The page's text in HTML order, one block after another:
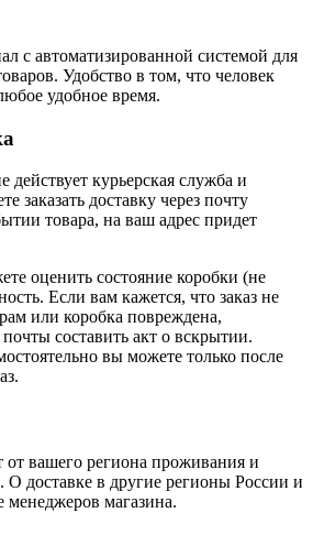
с автоматизированной системой для
Удобство в том, что человек
удобное время.
действует курьерская служба и
заказать доставку через почту
товара, на ваш адрес придет
оценить состояние коробки (не
Если вам кажется, что заказ не
или коробка повреждена,
составить акт о вскрытии.
вы можете только после
от вашего региона проживания и
О доставке в другие регионы России и
магазина.